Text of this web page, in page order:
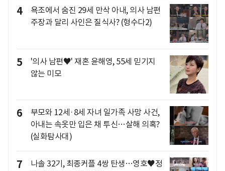
4
욕조에서 숨진 29세 만삭 아내, 의사 남편
주장과 달리 사인은 질식사? (형수다2)
5
'의사 남편♥' 재혼 윤해영, 55세 믿기지
않는 미모
6
부모와 12세·8세 자녀 일가족 사망 사건,
아내는 속옷만 입은 채 투신…살해 의혹?
(실화탐사대)
7
나솔 32기, 최종커플 4쌍 탄생…영호♥정